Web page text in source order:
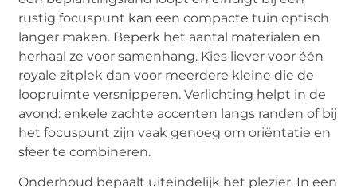
rustig focuspunt kan een compacte tuin optisch
langer maken. Beperk het aantal materialen en
herhaal ze voor samenhang. Kies liever voor één
royale zitplek dan voor meerdere kleine die de
loopruimte versnipperen. Verlichting helpt in de
avond: enkele zachte accenten langs randen of bij
het focuspunt zijn vaak genoeg om oriëntatie en
sfeer te combineren.
Onderhoud bepaalt uiteindelijk het plezier. In een